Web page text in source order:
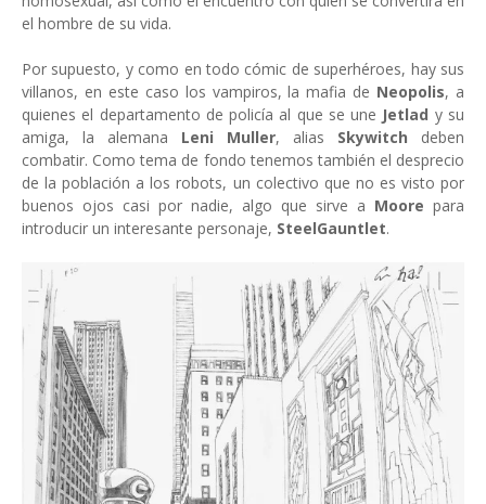
el hombre de su vida.
Por supuesto, y como en todo cómic de superhéroes, hay sus
villanos, en este caso los vampiros, la mafia de Neopolis, a
quienes el departamento de policía al que se une Jetlad y su
amiga, la alemana Leni Muller, alias Skywitch deben
combatir. Como tema de fondo tenemos también el desprecio
de la población a los robots, un colectivo que no es visto por
buenos ojos casi por nadie, algo que sirve a Moore para
introducir un interesante personaje, SteelGauntlet.